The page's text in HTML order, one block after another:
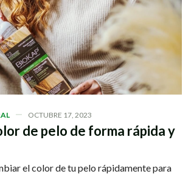
OCTUBRE 17, 2023
de pelo de forma rápida y
el color de tu pelo rápidamente para